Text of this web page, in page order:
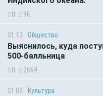
0 96
01:12 Общество
Выяснилось, куда
500-балльница
0 2664
01:02 Культура